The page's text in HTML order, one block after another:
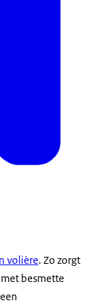
volière. Zo zorgt
besmette